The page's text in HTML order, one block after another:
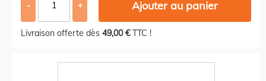
- + Ajouter au panier
Livraison offerte dès 49,00 €TTC !